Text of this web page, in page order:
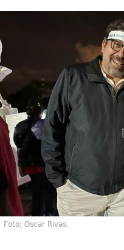
Foto: Oscar Rivas.